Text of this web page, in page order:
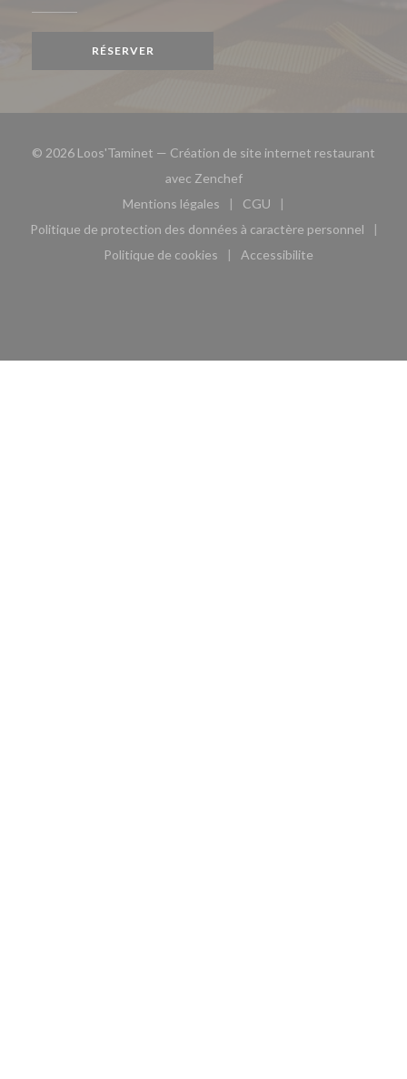
RÉSERVER
© 2026 Loos'Taminet — Création de site internet restaurant
avec Zenchef((ouvre une nouvelle
Mentions légales
((ouvre une nouvelle fenêtre))
CGU
((ouvre une nouvelle
Politique de protection des données à caractère personnel
((ouvre une nouvelle fenêtre))
Politique de cookies
((ouvre une nouvelle fenêtre))
Accessibilite